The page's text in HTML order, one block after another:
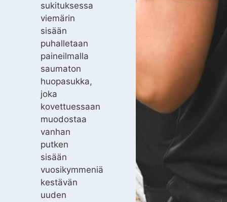
sukituksessa
viemärin
sisään
puhalletaan
paineilmalla
saumaton
huopasukka,
joka
kovettuessaan
muodostaa
vanhan
putken
sisään
vuosikymmeniä
kestävän
uuden